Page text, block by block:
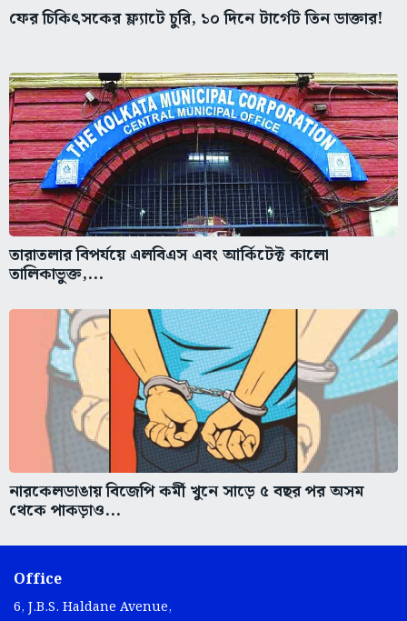
ফের চিকিৎসকের ফ্ল্যাটে চুরি, ১০ দিনে টার্গেট তিন ডাক্তার!
তারাতলার বিপর্যয়ে এলবিএস এবং আর্কিটেক্ট কালো
তালিকাভুক্ত,...
নারকেলডাঙায় বিজেপি কর্মী খুনে সাড়ে ৫ বছর পর অসম
থেকে পাকড়াও...
Office
6, J.B.S. Haldane Avenue,